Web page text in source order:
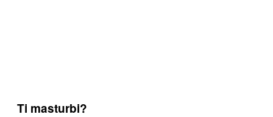
Ti masturbi?